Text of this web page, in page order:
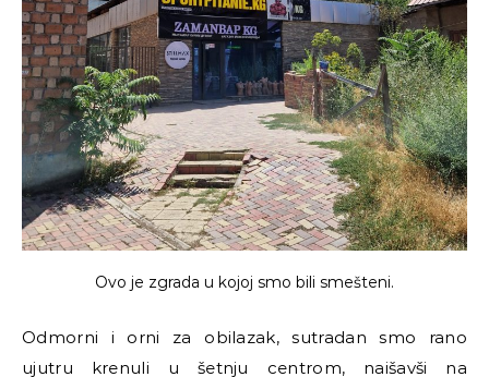
Ovo je zgrada u kojoj smo bili smešteni.
Odmorni i orni za obilazak, sutradan smo rano
ujutru krenuli u šetnju centrom, naišavši na